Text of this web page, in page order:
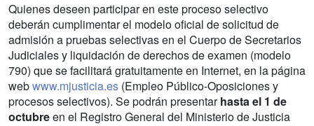
Quienes deseen participar en este proceso selectivo
deberán cumplimentar el modelo oficial de solicitud de
admisión a pruebas selectivas en el Cuerpo de Secretarios
Judiciales y liquidación de derechos de examen (modelo
790) que se facilitará gratuitamente en Internet, en la página
webwww.mjusticia.es (Empleo Público-Oposiciones y
procesos selectivos). Se podrán presentarhasta el 1 de
octubreen el Registro General del Ministerio de Justicia